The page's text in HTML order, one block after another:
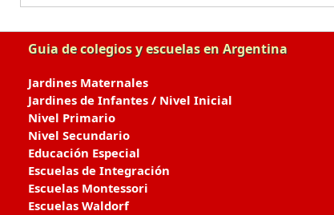
Guia de colegios y escuelas en Argentina
Jardines Maternales
Jardines de Infantes / Nivel Inicial
Nivel Primario
Nivel Secundario
Educación Especial
Escuelas de Integración
Escuelas Montessori
Escuelas Waldorf